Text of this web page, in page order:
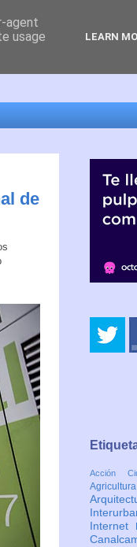
de
Acción
Internet
agent
usage
LEARN